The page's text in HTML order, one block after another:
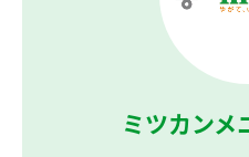
ミツカンメ